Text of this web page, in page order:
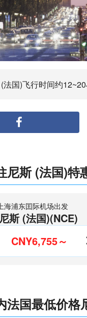
法国)飞行时间约
尼斯 (法国)特
海浦东囯际机场出发
尼斯 (法国)(NCE)
CNY6,755～
法国最低价格